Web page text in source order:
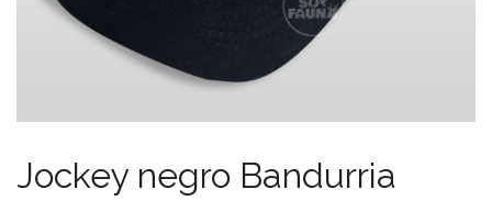
Jockey negro Bandurria